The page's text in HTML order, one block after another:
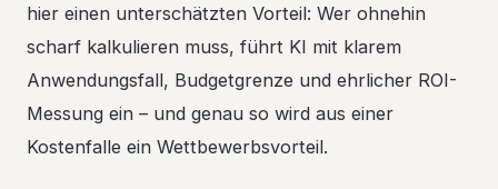
hier einen unterschätzten Vorteil: Wer ohnehin
scharf kalkulieren muss, führt KI mit klarem
Anwendungsfall, Budgetgrenze und ehrlicher ROI-
Messung ein – und genau so wird aus einer
Kostenfalle ein Wettbewerbsvorteil.